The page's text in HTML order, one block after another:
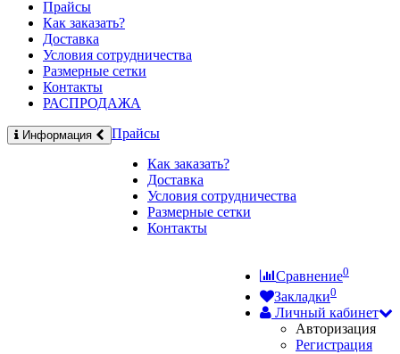
Прайсы
Как заказать?
Доставка
Условия сотрудничества
Размерные сетки
Контакты
РАСПРОДАЖА
Информация
Прайсы
Как заказать?
Доставка
Условия сотрудничества
Размерные сетки
Контакты
Сравнение0
Закладки0
Личный кабинет
Авторизация
Регистрация